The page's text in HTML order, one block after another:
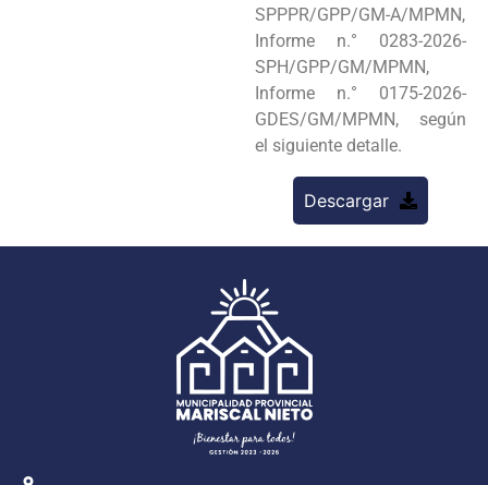
SPPPR/GPP/GM-A/MPMN,
Informe n.° 0283-2026-
SPH/GPP/GM/MPMN,
Informe n.° 0175-2026-
GDES/GM/MPMN, según
el siguiente detalle.
Descargar